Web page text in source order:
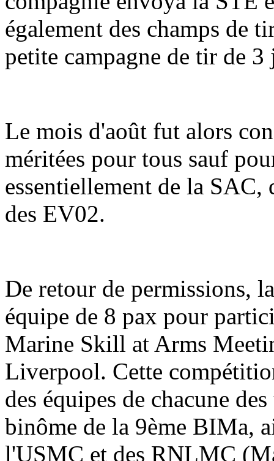
également des champs de
petite campagne de tir de 3
Le mois d'août fut alors
méritées pour tous sauf
essentiellement de la
des EV02.
De retour de permissions,
équipe de 8 pax pour
Marine Skill at Arms
Liverpool. Cette
des équipes de chacune
binôme de la 9ème BIMa,
l'USMC et des RNLMC